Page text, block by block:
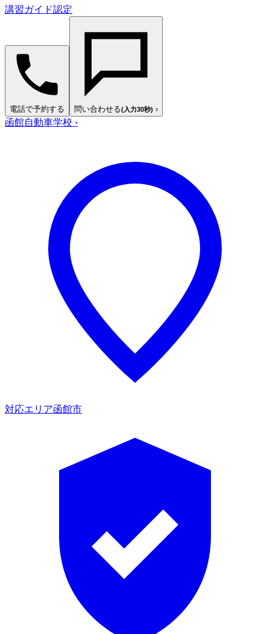
講習ガイド認定
電話で予約する 問い合わせる(入力30秒) ›
函館自動車学校 ›
対応エリア函館市